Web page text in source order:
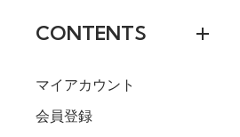
CONTENTS
マイアカウント
会員登録